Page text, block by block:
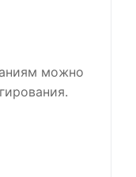
можно